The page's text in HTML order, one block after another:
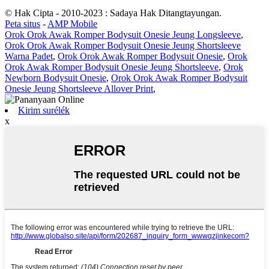
© Hak Cipta - 2010-2023 : Sadaya Hak Ditangtayungan.
Peta situs - AMP Mobile
Orok Orok Awak Romper Bodysuit Onesie Jeung Longsleeve,
Orok Orok Awak Romper Bodysuit Onesie Jeung Shortsleeve
Warna Padet, Orok Orok Awak Romper Bodysuit Onesie, Orok
Orok Awak Romper Bodysuit Onesie Jeung Shortsleeve, Orok
Newborn Bodysuit Onesie, Orok Orok Awak Romper Bodysuit
Onesie Jeung Shortsleeve Allover Print,
Kirim surélék
x